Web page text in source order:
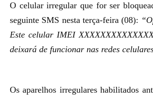
O celular irregular que for ser
seguinte SMS nesta terça-feira (08):
Este celular IMEI
deixará de funcionar nas redes
Os aparelhos irregulares habilitados